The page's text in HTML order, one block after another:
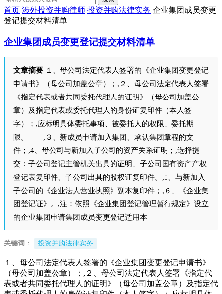
首页 涉外投资并购律师 投资并购法律实务 企业集团成员变更
登记提交材料清单
企业集团成员变更登记提交材料清单
文章摘要 １、母公司法定代表人签署的《企业集团变更登记
申请书》（母公司加盖公章）；,２、母公司法定代表人签署
《指定代表或者共同委托代理人的证明》（母公司加盖公
章）及指定代表或委托代理人的身份证复印件（本人签
字）；,应标明具体委托事项、被委托人的权限、委托期
限。 ,３、新成员申请加入集团、承认集团章程的文
件；,4、母公司与新加入子公司的资产关系证明；,选择提
交：子公司登记主管机关出具的证明、子公司国有资产产权
登记表复印件、子公司出具的股权证复印件。,5、与新加入
子公司的《企业法人营业执照》副本复印件；,６、《企业集
团登记证》。,注：依照《企业集团登记管理暂行规定》设立
的企业集团申请集团成员变更登记适用本
关键词： 投资并购法律实务
１、母公司法定代表人签署的《企业集团变更登记申请书》
（母公司加盖公章）；,２、母公司法定代表人签署《指定代
表或者共同委托代理人的证明》（母公司加盖公章）及指定代